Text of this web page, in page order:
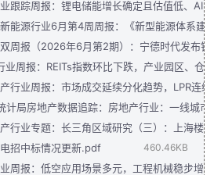
踪。
资、行业研究、宏观策略的读者，是
高效选择。
跟踪周报：锂电储能增长确定且估值低、
能源行业6月第4周周报：《新型能源体系建
周报（2026年6月第2期）：宁德时代发布
业周报：REITs指数环比下跌，产业园区、仓
行业周报：市场成交延续分化趋势，LPR连
计局房地产数据追踪：房地产行业：一线城
行业专题：长三角区域研究（三）：上海楼
招中标情况更新.pdf
460.46KB
周报：低空应用场景多元，工程机械稳步增